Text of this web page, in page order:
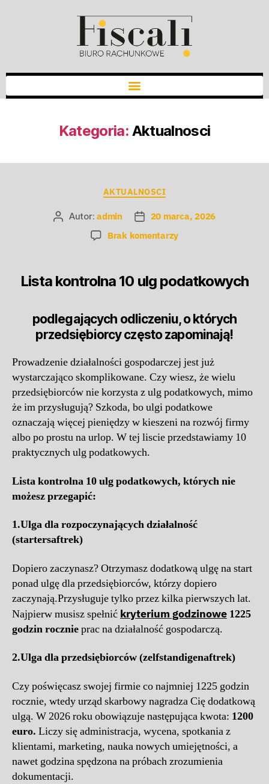
Kategoria: Aktualnosci
AKTUALNOSCI
Autor:admin
20 marca, 2026
Brak komentarzy
Lista kontrolna 10 ulg podatkowych
podlegających odliczeniu, o których
przedsiębiorcy często zapominają!
Prowadzenie działalności gospodarczej jest już
wystarczająco skomplikowane. Czy wiesz, że wielu
przedsiębiorców nie korzysta z ulg podatkowych, mimo
że im przysługują? Szkoda, bo ulgi podatkowe
oznaczają więcej pieniędzy w kieszeni na rozwój firmy
albo po prostu na urlop. W tej liscie przedstawiamy 10
praktycznych ulg podatkowych.
Lista kontrolna 10 ulg podatkowych, których nie
możesz przegapić:
1.Ulga dla rozpoczynających działalność
(startersaftrek)
Dopiero zaczynasz? Otrzymasz dodatkową ulgę na start
ponad ulgę dla przedsiębiorców, którzy dopiero
zaczynają.Przysługuje tylko przez kilka pierwszych lat.
Najpierw musisz spełnić kryterium godzinowe 1225
godzin roczniepracna działalność gospodarczą.
2.Ulga dla przedsiębiorców (zelfstandigenaftrek)
Czy poświęcasz swojej firmie co najmniej 1225 godzin
rocznie, wtedy urząd skarbowy nagradza Cię dodatkową
ulgą. W 2026 roku obowiązuje następująca kwota: 1200
euro. Liczy się administracja, wycena, spotkania z
klientami, marketing, nauka nowych umiejętności, a
nawet godzina spędzona na próbach zrozumienia
dokumentacji.